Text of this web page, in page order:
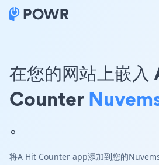
在您的网站上嵌
Counter
。
将A Hit Counter app添加到您的